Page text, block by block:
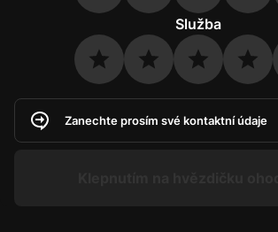
Služba
Zanechte prosím své kontaktní údaje